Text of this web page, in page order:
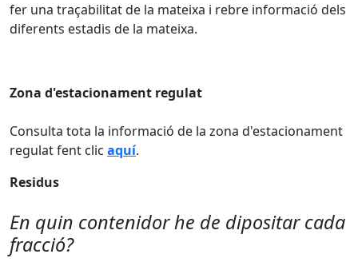
fer una traçabilitat de la mateixa i rebre informació dels
diferents estadis de la mateixa.
Zona d'estacionament regulat
Consulta tota la informació de la zona d'estacionament
regulat fent clic aquí.
Residus
En quin contenidor he de dipositar cada
fracció?